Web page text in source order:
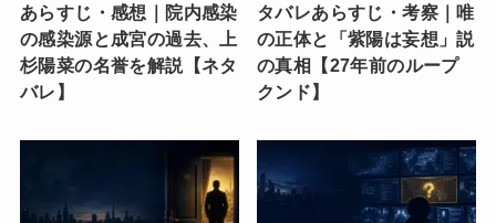
あらすじ・感想｜院内感染
の感染源と成宮の過去、上
杉陽菜の名誉を解説【ネタ
バレ】
タバレあらすじ・考察｜唯
の正体と「紫陽は妄想」説
の真相【27年前のループ
クンド】